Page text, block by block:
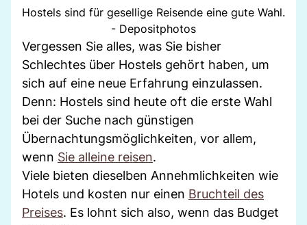
Hostels sind für gesellige Reisende eine gute Wahl.
- Depositphotos
Vergessen Sie alles, was Sie bisher
Schlechtes über Hostels gehört haben, um
sich auf eine neue Erfahrung einzulassen.
Denn: Hostels sind heute oft die erste Wahl
bei der Suche nach günstigen
Übernachtungsmöglichkeiten, vor allem,
wenn Sie alleine reisen.
Viele bieten dieselben Annehmlichkeiten wie
Hotels und kosten nur einen Bruchteil des
Preises. Es lohnt sich also, wenn das Budget